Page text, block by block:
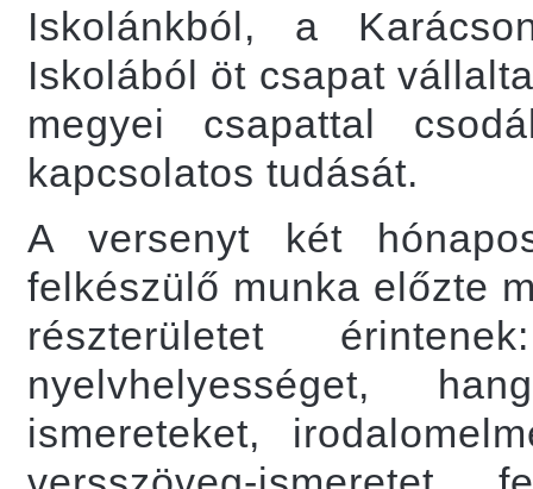
Iskolánkból, a
Iskolából öt csapat
megyei csapattal
kapcsolatos tudását.
A versenyt két
felkészülő munka előzte
részterületet
nyelvhelyességet,
ismereteket,